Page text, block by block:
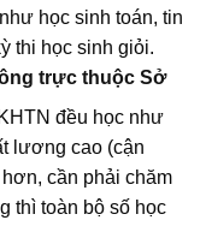
học sinh toán, tin
thi học sinh giỏi.
trực thuộc Sở
đều học như
lương cao (cận
cần phải chăm
thì toàn bộ số học